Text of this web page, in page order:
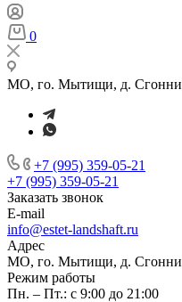
0
МО, го. Мытищи, д.
+7 (995) 359-05-21
+7 (995) 359-05-21
Заказать звонок
E-mail
info@estet-landshaft.ru
Адрес
МО, го. Мытищи, д.
Режим работы
Пн. – Пт.: с 9:00 до 21:00